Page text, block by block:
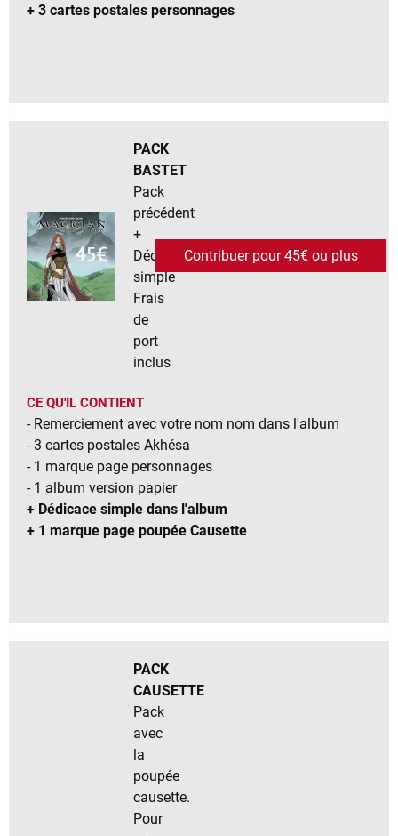
+ 3 cartes postales personnages
PACK
BASTET
Pack
précédent
+
Dédicace
simple
Frais
de
port
inclus
Contribuer pour 45€ ou plus
CE QU'IL CONTIENT
- Remerciement avec votre nom nom dans l'album
- 3 cartes postales Akhésa
- 1 marque page personnages
- 1 album version papier
+ Dédicace simple dans l'album
+ 1 marque page poupée Causette
PACK
CAUSETTE
Pack
avec
la
poupée
causette.
Pour